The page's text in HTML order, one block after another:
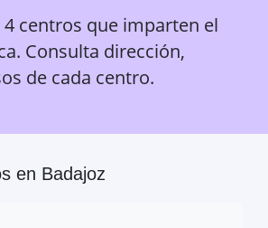
4 centros que imparten el
Consulta dirección,
de cada centro.
en Badajoz